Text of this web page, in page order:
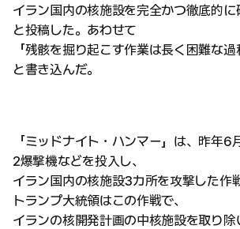
イラン国内の核施設を完全かつ徹底的に
と投稿した。あわせて
「残骸を掘り起こす作業は長く困難な過
と書き込んだ。
「ミッドナイト・ハンマー」は、昨年6
2爆撃機などを投入し、
イラン国内の核施設3カ所を攻撃した作
トランプ大統領はこの作戦で、
イランの核開発計画の中核施設を取り